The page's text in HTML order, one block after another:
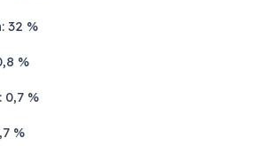
32 %
%
%
%